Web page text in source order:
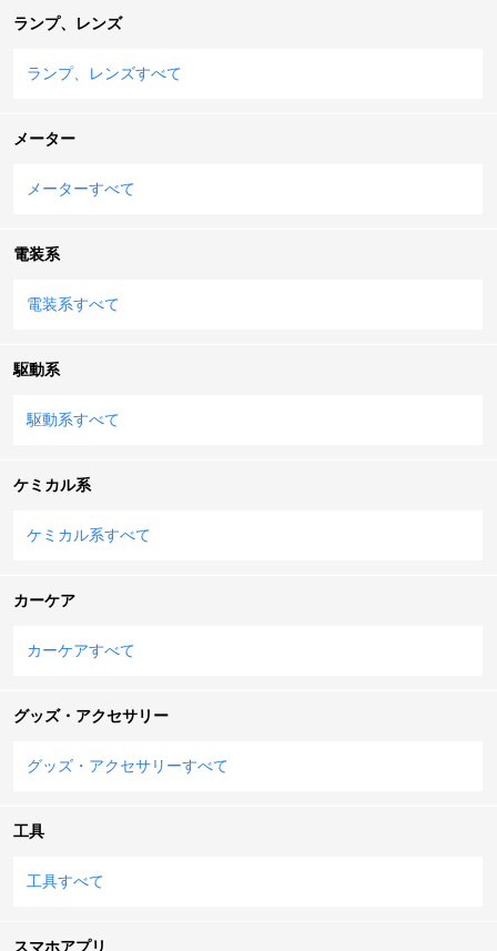
ランプ、レンズ
ランプ、レンズすべて
メーター
メーターすべて
電装系
電装系すべて
駆動系
駆動系すべて
ケミカル系
ケミカル系すべて
カーケア
カーケアすべて
グッズ・アクセサリー
グッズ・アクセサリーすべて
工具
工具すべて
スマホアプリ